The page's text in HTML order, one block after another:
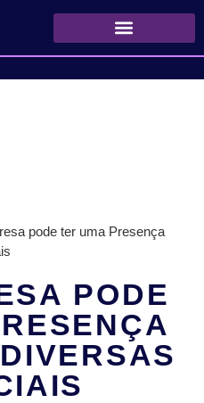
pode ter uma Presença
PODE